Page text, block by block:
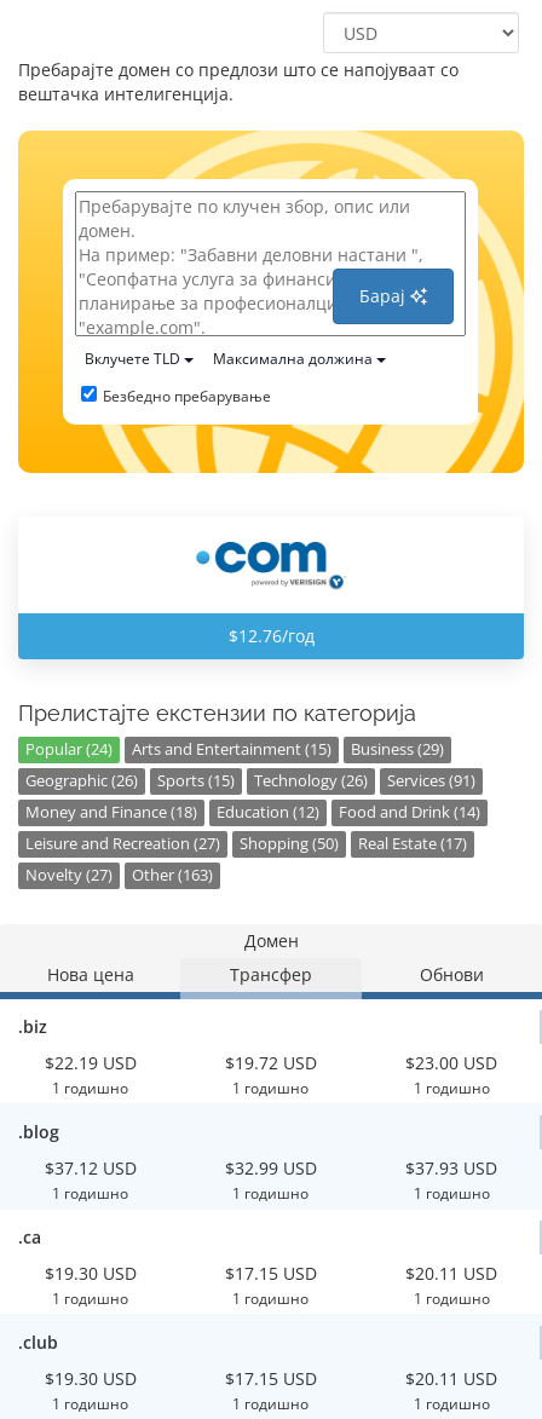
Пребарајте домен со предлози што се напојуваат со
вештачка интелигенција.
Барај
Вклучете TLD
Максимална должина
Безбедно пребарување
$12.76/год
Прелистајте екстензии по категорија
Popular (24) Arts and Entertainment (15)
Business (29)
Geographic (26)
Sports (15) Technology (26)
Services (91)
Money and Finance (18)
Education (12)
Food and Drink (14)
Leisure and Recreation (27)
Shopping (50)
Real Estate (17)
Novelty (27)
Other (163)
Домен
Нова цена
Трансфер Обнови
.biz
$22.19 USD
1 годишно
$19.72 USD
1 годишно
$23.00 USD
1 годишно
.blog
$37.12 USD
1 годишно
$32.99 USD
1 годишно
$37.93 USD
1 годишно
.ca
$19.30 USD
1 годишно
$17.15 USD
1 годишно
$20.11 USD
1 годишно
.club
$19.30 USD
1 годишно
$17.15 USD
1 годишно
$20.11 USD
1 годишно